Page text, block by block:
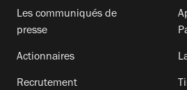
Les communiqués de
presse
Actionnaires
Recrutement